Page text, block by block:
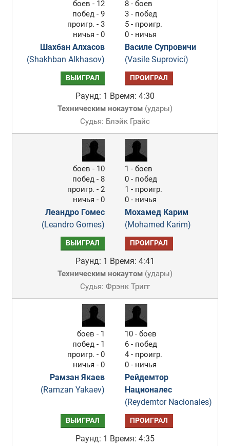
боев - 12
побед - 9
проигр. - 3
ничья - 0
Шахбан Алхасов
(Shakhban Alkhasov)
8 - боев
3 - побед
5 - проигр.
0 - ничья
Василе Супровичи
(Vasile Suprovici)
ВЫИГРАЛ ПРОИГРАЛ
Раунд: 1 Время: 4:30
Техническим нокаутом(удары)
Судья: Блэйк Грайс
боев - 10
побед - 8
проигр. - 2
ничья - 0
Леандро Гомес
(Leandro Gomes)
1 - боев
0 - побед
1 - проигр.
0 - ничья
Мохамед Карим
(Mohamed Karim)
ВЫИГРАЛ ПРОИГРАЛ
Раунд: 1 Время: 4:41
Техническим нокаутом(удары)
Судья: Фрэнк Тригг
боев - 1
побед - 1
проигр. - 0
ничья - 0
Рамзан Якаев
(Ramzan Yakaev)
10 - боев
6 - побед
4 - проигр.
0 - ничья
Рейдемтор
Националес
(Reydemtor Nacionales)
ВЫИГРАЛ ПРОИГРАЛ
Раунд: 1 Время: 4:35